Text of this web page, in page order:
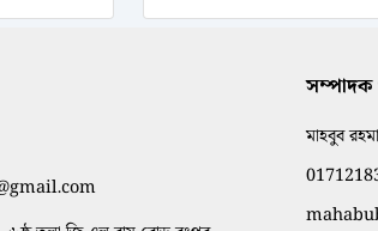
মাহবুব